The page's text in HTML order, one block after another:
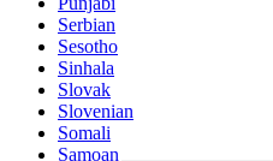
Serbian
Sesotho
Sinhala
Slovak
Slovenian
Somali
Samoan